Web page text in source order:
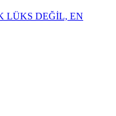
LÜKS DEĞİL, EN